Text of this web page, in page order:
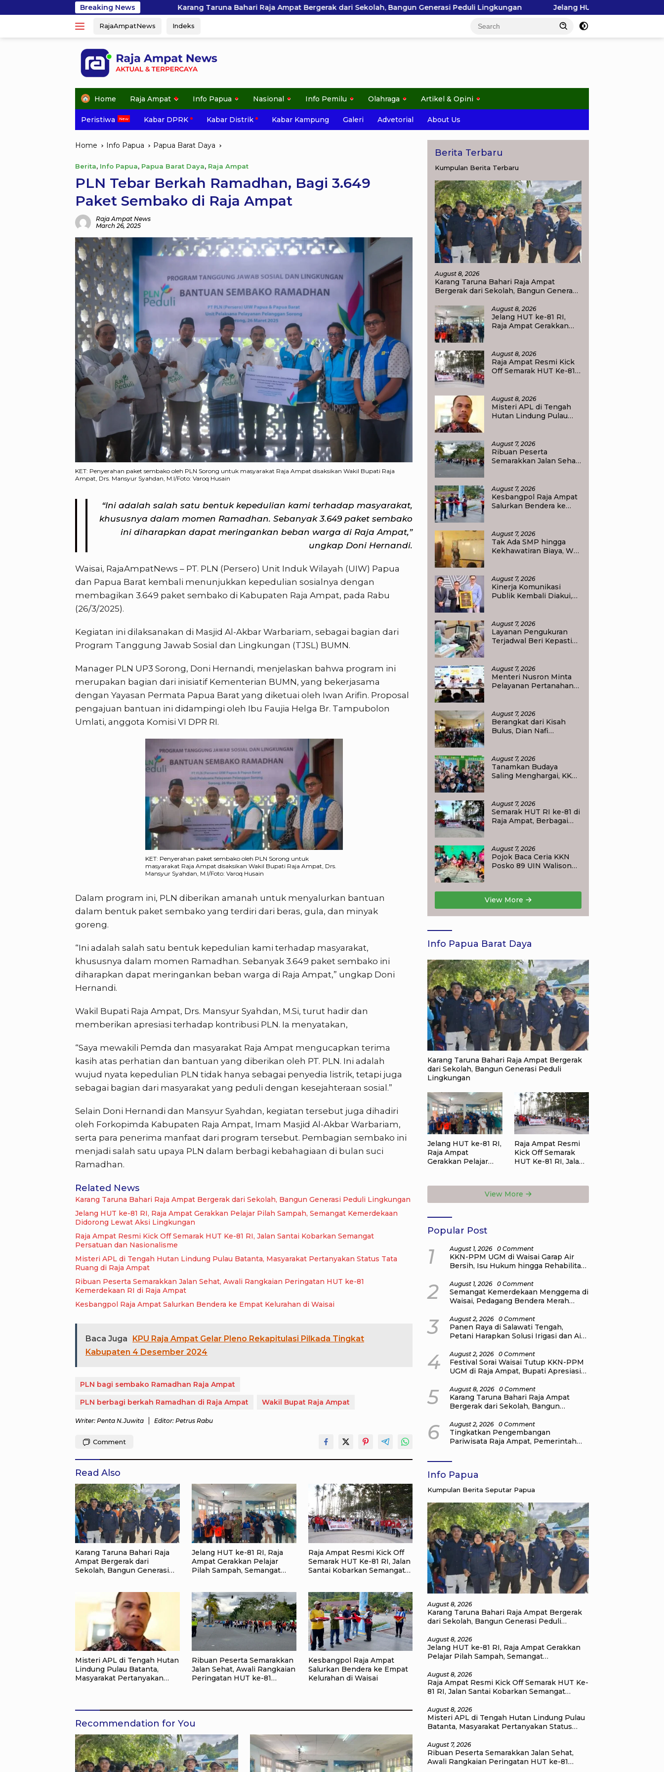
to
Breaking News
Karang Taruna Bahari Raja Ampat Bergerak dari Sekolah, Bangun Generasi Peduli Lingkungan Jelang HUT ke-81 RI, Raja Ampat Gerakkan Pelajar Pilah
RajaAmpatNews Indeks
Home Raja Ampat Info Papua Nasional Info Pemilu Olahraga Artikel & Opini
Peristiwa Kabar DPRK Kabar Distrik Kabar Kampung Galeri Advetorial About Us
Home Info Papua Papua Barat Daya
Berita, Info Papua, Papua Barat Daya, Raja Ampat
PLN Tebar Berkah Ramadhan, Bagi 3.649
Paket Sembako di Raja Ampat
Raja Ampat News
March 26, 2025
KET: Penyerahan paket sembako oleh PLN Sorong untuk masyarakat Raja Ampat disaksikan Wakil Bupati Raja
Ampat, Drs. Mansyur Syahdan, M.I/Foto: Varoq Husain
“Ini adalah salah satu bentuk kepedulian kami terhadap masyarakat,
khususnya dalam momen Ramadhan. Sebanyak 3.649 paket sembako
ini diharapkan dapat meringankan beban warga di Raja Ampat,”
ungkap Doni Hernandi.
Waisai, RajaAmpatNews – PT. PLN (Persero) Unit Induk Wilayah (UIW) Papua
dan Papua Barat kembali menunjukkan kepedulian sosialnya dengan
membagikan 3.649 paket sembako di Kabupaten Raja Ampat, pada Rabu
(26/3/2025).
Kegiatan ini dilaksanakan di Masjid Al-Akbar Warbariam, sebagai bagian dari
Program Tanggung Jawab Sosial dan Lingkungan (TJSL) BUMN.
Manager PLN UP3 Sorong, Doni Hernandi, menjelaskan bahwa program ini
merupakan bagian dari inisiatif Kementerian BUMN, yang bekerjasama
dengan Yayasan Permata Papua Barat yang diketuai oleh Iwan Arifin. Proposal
pengajuan bantuan ini didampingi oleh Ibu Faujia Helga Br. Tampubolon
Umlati, anggota Komisi VI DPR RI.
KET: Penyerahan paket sembako oleh PLN Sorong untuk
masyarakat Raja Ampat disaksikan Wakil Bupati Raja Ampat, Drs.
Mansyur Syahdan, M.I/Foto: Varoq Husain
Dalam program ini, PLN diberikan amanah untuk menyalurkan bantuan
dalam bentuk paket sembako yang terdiri dari beras, gula, dan minyak
goreng.
“Ini adalah salah satu bentuk kepedulian kami terhadap masyarakat,
khususnya dalam momen Ramadhan. Sebanyak 3.649 paket sembako ini
diharapkan dapat meringankan beban warga di Raja Ampat,” ungkap Doni
Hernandi.
Wakil Bupati Raja Ampat, Drs. Mansyur Syahdan, M.Si, turut hadir dan
memberikan apresiasi terhadap kontribusi PLN. Ia menyatakan,
“Saya mewakili Pemda dan masyarakat Raja Ampat mengucapkan terima
kasih atas perhatian dan bantuan yang diberikan oleh PT. PLN. Ini adalah
wujud nyata kepedulian PLN tidak hanya sebagai penyedia listrik, tetapi juga
sebagai bagian dari masyarakat yang peduli dengan kesejahteraan sosial.”
Selain Doni Hernandi dan Mansyur Syahdan, kegiatan tersebut juga dihadiri
oleh Forkopimda Kabupaten Raja Ampat, Imam Masjid Al-Akbar Warbariam,
serta para penerima manfaat dari program tersebut. Pembagian sembako ini
menjadi salah satu upaya PLN dalam berbagi kebahagiaan di bulan suci
Ramadhan.
Related News
Karang Taruna Bahari Raja Ampat Bergerak dari Sekolah, Bangun Generasi Peduli Lingkungan
Jelang HUT ke-81 RI, Raja Ampat Gerakkan Pelajar Pilah Sampah, Semangat Kemerdekaan
Didorong Lewat Aksi Lingkungan
Raja Ampat Resmi Kick Off Semarak HUT Ke-81 RI, Jalan Santai Kobarkan Semangat
Persatuan dan Nasionalisme
Misteri APL di Tengah Hutan Lindung Pulau Batanta, Masyarakat Pertanyakan Status Tata
Ruang di Raja Ampat
Ribuan Peserta Semarakkan Jalan Sehat, Awali Rangkaian Peringatan HUT ke-81
Kemerdekaan RI di Raja Ampat
Kesbangpol Raja Ampat Salurkan Bendera ke Empat Kelurahan di Waisai
Baca Juga
KPU Raja Ampat Gelar Pleno Rekapitulasi Pilkada Tingkat
Kabupaten 4 Desember 2024
PLN bagi sembako Ramadhan Raja Ampat
PLN berbagi berkah Ramadhan di Raja Ampat
Wakil Bupat Raja Ampat
Writer: Penta N.Juwita Editor: Petrus Rabu
Comment
Read Also
Karang Taruna Bahari Raja
Ampat Bergerak dari
Sekolah, Bangun Generasi
Jelang HUT ke-81 RI, Raja
Ampat Gerakkan Pelajar
Pilah Sampah, Semangat
Raja Ampat Resmi Kick Off
Semarak HUT Ke-81 RI, Jalan
Santai Kobarkan Semangat
Misteri APL di Tengah Hutan
Lindung Pulau Batanta,
Masyarakat Pertanyakan
Ribuan Peserta Semarakkan
Jalan Sehat, Awali Rangkaian
Peringatan HUT ke-81
Kesbangpol Raja Ampat
Salurkan Bendera ke Empat
Kelurahan di Waisai
Recommendation for You
Berita Terbaru
Kumpulan Berita Terbaru
August 8, 2026
Karang Taruna Bahari Raja Ampat
Bergerak dari Sekolah, Bangun Generasi
August 8, 2026
Jelang HUT ke-81 RI,
Raja Ampat Gerakkan
Didorong Lewat Aksi
Lingkungan
August 8, 2026
Raja Ampat Resmi Kick
Off Semarak HUT Ke-81
Persatuan dan
Nasionalisme
August 8, 2026
Misteri APL di Tengah
Hutan Lindung Pulau
Ruang di Raja Ampat
August 7, 2026
Ribuan Peserta
Semarakkan Jalan Sehat,
Kemerdekaan RI di Raja
Ampat
August 7, 2026
Kesbangpol Raja Ampat
Salurkan Bendera ke
August 7, 2026
Tak Ada SMP hingga
Kekhawatiran Biaya, Wali
pada Pendidikan Anak
August 7, 2026
Kinerja Komunikasi
Publik Kembali Diakui,
Government Institutions
Award 2026
August 7, 2026
Layanan Pengukuran
Terjadwal Beri Kepastian
Ukur Tanah
August 7, 2026
Menteri Nusron Minta
Pelayanan Pertanahan
August 7, 2026
Berangkat dari Kisah
Bulus, Dian Nafi
untuk Melanjutkan
Pendidikan
August 7, 2026
Tanamkan Budaya
Saling Menghargai, KKN
tentang Bahaya Bullying
August 7, 2026
Semarak HUT RI ke-81 di
Raja Ampat, Berbagai
August 7, 2026
Pojok Baca Ceria KKN
Posko 89 UIN Walisongo
Sukorejo
View More
Info Papua Barat Daya
Karang Taruna Bahari Raja Ampat Bergerak
dari Sekolah, Bangun Generasi Peduli
Lingkungan
Jelang HUT ke-81 RI,
Raja Ampat
Gerakkan Pelajar
Kemerdekaan
Aksi Lingkungan
Raja Ampat Resmi
Kick Off Semarak
HUT Ke-81 RI, Jalan
Persatuan dan
Nasionalisme
View More
Popular Post
1 August 1, 2026 0 Comment
KKN-PPM UGM di Waisai Garap Air
Bersih, Isu Hukum hingga Rehabilitasi
2 August 1, 2026 0 Comment
Semangat Kemerdekaan Menggema di
Waisai, Pedagang Bendera Merah
3 August 2, 2026 0 Comment
Panen Raya di Salawati Tengah,
Petani Harapkan Solusi Irigasi dan Air
4 August 2, 2026 0 Comment
Festival Sorai Waisai Tutup KKN-PPM
UGM di Raja Ampat, Bupati Apresiasi
Masyarakat
5 August 8, 2026 0 Comment
Karang Taruna Bahari Raja Ampat
Bergerak dari Sekolah, Bangun
6 August 2, 2026 0 Comment
Tingkatkan Pengembangan
Pariwisata Raja Ampat, Pemerintah
Pengelola Homestay di Kampung Go
Info Papua
Kumpulan Berita Seputar Papua
August 8, 2026
Karang Taruna Bahari Raja Ampat Bergerak
dari Sekolah, Bangun Generasi Peduli
August 8, 2026
Jelang HUT ke-81 RI, Raja Ampat Gerakkan
Pelajar Pilah Sampah, Semangat
Lingkungan
August 8, 2026
Raja Ampat Resmi Kick Off Semarak HUT Ke-
81 RI, Jalan Santai Kobarkan Semangat
August 8, 2026
Misteri APL di Tengah Hutan Lindung Pulau
Batanta, Masyarakat Pertanyakan Status
August 7, 2026
Ribuan Peserta Semarakkan Jalan Sehat,
Awali Rangkaian Peringatan HUT ke-81